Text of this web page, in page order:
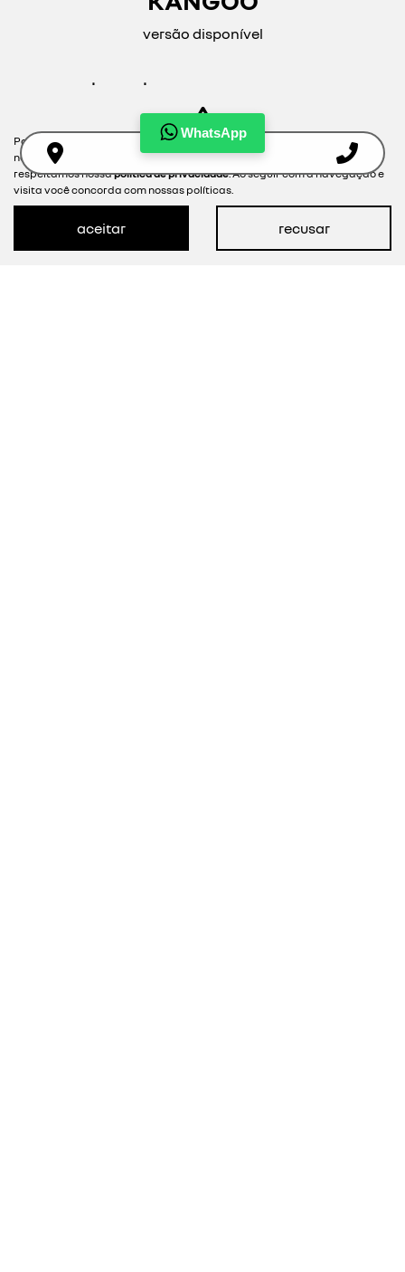
WhatsApp
Desacelere. Seu bem maior é a vida.
Para otimizar sua experiência durante a navegação, fazemos uso de
nossa política de cookies e para proteger seus dados pessoais
respeitamos nossapolítica de privacidade. Ao seguir com a navegação e
visita você concorda com nossas políticas.
aceitar recusar